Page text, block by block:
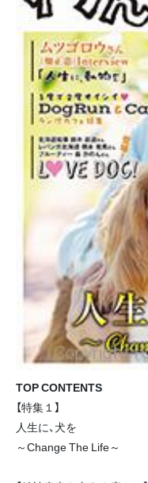
TOP CONTENTS
【特集１】
人生に、犬を
～Change The Life～